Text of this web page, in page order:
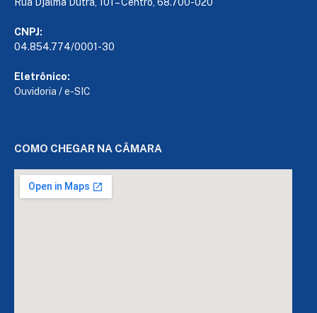
CNPJ:
04.854.774/0001-30
Eletrônico:
Ouvidoria /e-SIC
COMO CHEGAR NA CÂMARA